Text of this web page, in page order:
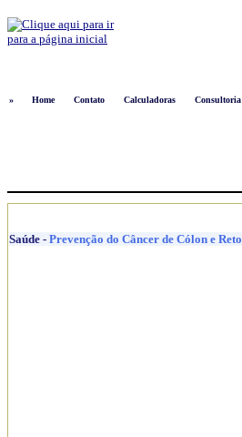
»
Home Contato Calculadoras Consultoria
Saúde - Prevenção do Câncer de Cólon e Reto